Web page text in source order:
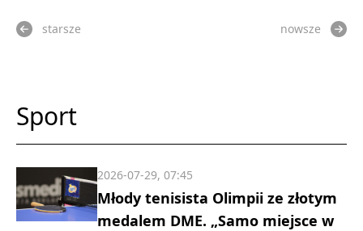
starsze nowsze
Sport
Młody tenisista Olimpii ze złotym
medalem DME. „Samo miejsce w
2026-07-29, 07:45